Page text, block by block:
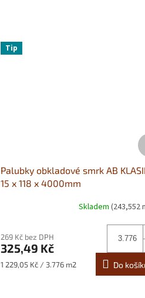
Tip
Palubky obkladové smrk AB
15 x 118 x 4000mm
Skladem (243,552
269 Kč bez DPH
325,49 Kč
Měrná
1 229,05 Kč / 3.776 m2 Do